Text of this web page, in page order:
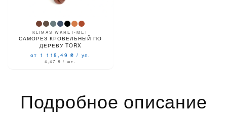
KLIMAS WKRET-MET
САМОРЕЗ КРОВЕЛЬНЫЙ ПО
ДЕРЕВУ TORX
от 1 118,49 ₴ / уп.
4,47₴ / шт.
Подробное описание